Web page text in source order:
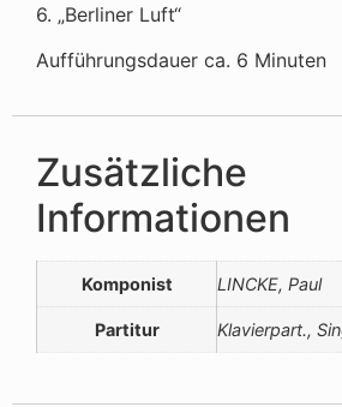
6. „Berliner Luft“
Aufführungsdauer ca. 6 Minuten
Zusätzliche
Informationen
Komponist LINCKE, Paul
Partitur Klavierpart.,